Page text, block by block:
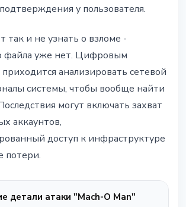
у пользователя.
и не узнать о взломе -
файла уже нет. Цифровым
анализировать сетевой
системы, чтобы вообще найти
могут включать захват
аккаунтов,
доступ к инфраструктуре
потери.
детали атаки "Mach-O Man"